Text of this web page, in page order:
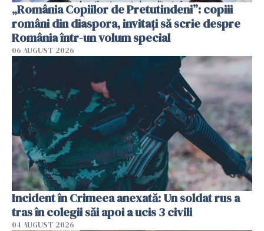
„România Copiilor de Pretutindeni”: copiii
români din diaspora, invitați să scrie despre
România într-un volum special
06 AUGUST 2026
Incident în Crimeea anexată: Un soldat rus a
tras în colegii săi apoi a ucis 3 civili
04 AUGUST 2026